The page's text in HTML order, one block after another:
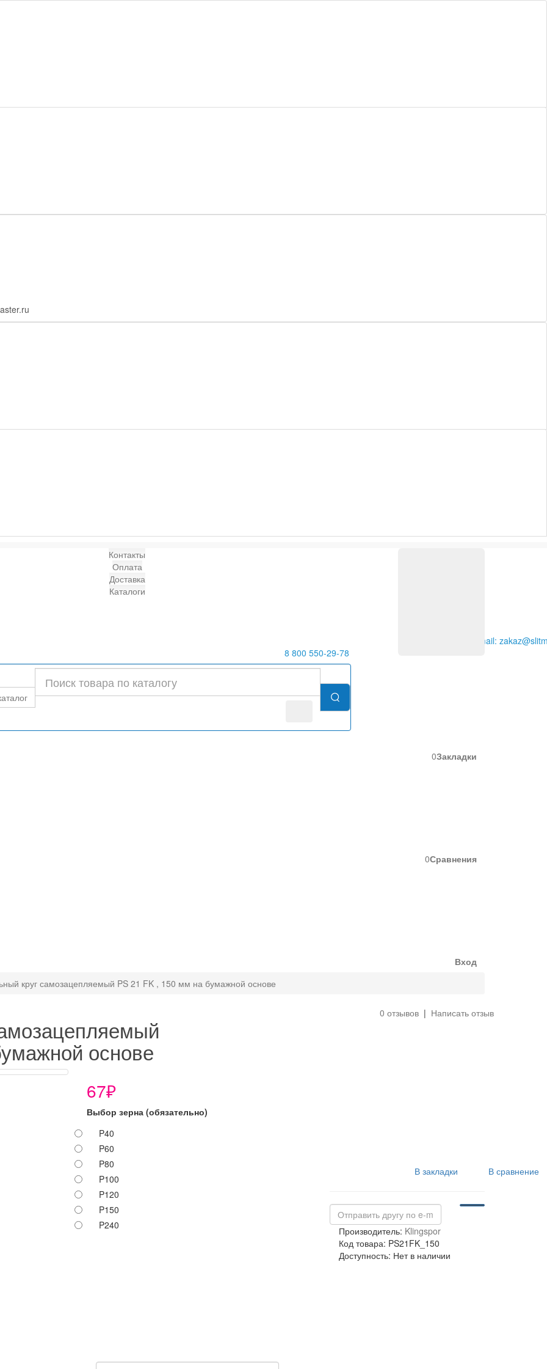
Контакты
Оплата
Доставка
Каталоги
E-mail:
8 800 550-29-78
0Закладки
0Сравнения
Вход
круг самозацепляемый PS 21 FK , 150 мм на бумажной основе
основе
0 отзывов | Написать отзыв
67₽
Выбор зерна(обязательно)
P40
P60
P80
P100
P120
P150
P240
В закладки В сравнение
Производитель: Klingspor
Код товара: PS21FK_150
Доступность: Нет в наличии